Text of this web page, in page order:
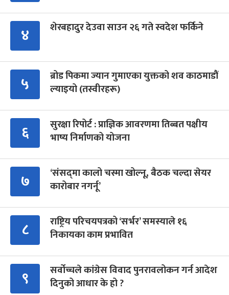
४ शेरबहादुर देउवा साउन २६ गते स्वदेश फर्किने
५
ब्रोड पिकमा ज्यान गुमाएका युक्तको शव काठमाडौं
ल्याइयो (तस्वीरहरू)
६
सुरक्षा रिपोर्ट : प्राज्ञिक आवरणमा तिब्बत पक्षीय
भाष्य निर्माणको योजना
७
‘संसद्‍मा कालो चस्मा खोल्नू, बैठक चल्दा सेयर
कारोबार नगर्नू’
८
राष्ट्रिय परिचयपत्रको ‘सर्भर’ समस्याले १६
निकायका काम प्रभावित
९
सर्वोच्चले कांग्रेस विवाद पुनरावलोकन गर्न आदेश
दिनुको आधार के हो ?